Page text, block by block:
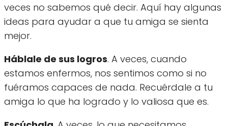
veces no sabemos qué decir. Aquí hay algunas
ideas para ayudar a que tu amiga se sienta
mejor.
Háblale de sus logros. A veces, cuando
estamos enfermos, nos sentimos como si no
fuéramos capaces de nada. Recuérdale a tu
amiga lo que ha logrado y lo valiosa que es.